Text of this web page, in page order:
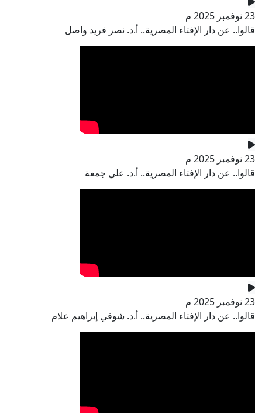
23 نوفمبر 2025 م
قالوا.. عن دار الإفتاء المصرية.. أ.د. نصر فريد واصل
23 نوفمبر 2025 م
قالوا.. عن دار الإفتاء المصرية.. أ.د. علي جمعة
23 نوفمبر 2025 م
قالوا.. عن دار الإفتاء المصرية.. أ.د. شوقي إبراهيم علام